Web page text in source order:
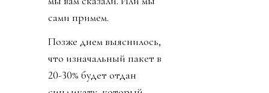
сами примем.
Позже днем выяснилось,
что изначальный пакет в
20-30% будет отдан